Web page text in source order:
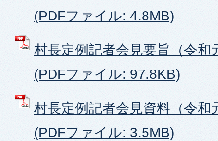
(PDFファイル: 4.8MB)
村長定例記者会見要旨（令和
(PDFファイル: 97.8KB)
村長定例記者会見資料（令和
(PDFファイル: 3.5MB)